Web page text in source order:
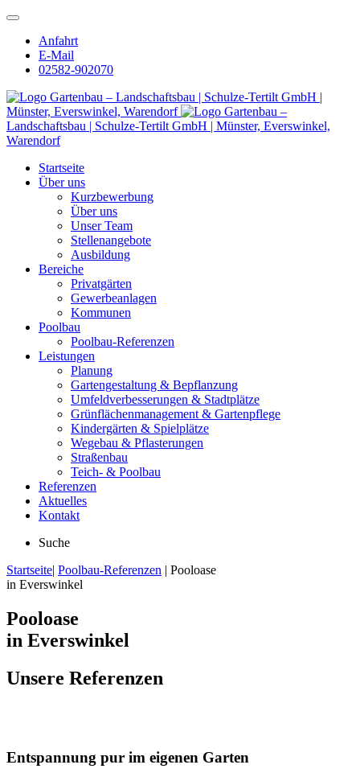
Anfahrt
E-Mail
02582-902070
Gartenbau – Landschaftsbau | Schulze-Tertilt GmbH |
Münster, Everswinkel, Warendorf
Gartenbau –
Landschaftsbau | Schulze-Tertilt GmbH | Münster, Everswinkel,
Warendorf
Startseite
Über uns
Kurzbewerbung
Über uns
Unser Team
Stellenangebote
Ausbildung
Bereiche
Privatgärten
Gewerbeanlagen
Kommunen
Poolbau
Poolbau-Referenzen
Leistungen
Planung
Gartengestaltung & Bepflanzung
Umfeldverbesserungen & Stadtplätze
Grünflächenmanagement & Gartenpflege
Kindergärten & Spielplätze
Wegebau & Pflasterungen
Straßenbau
Teich- & Poolbau
Referenzen
Aktuelles
Kontakt
Suche
Startseite| Poolbau-Referenzen | Pooloase
in Everswinkel
Pooloase
in Everswinkel
Unsere Referenzen
Entspannung pur im eigenen Garten